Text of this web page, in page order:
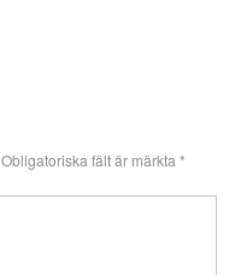
Obligatoriska fält är märkta *